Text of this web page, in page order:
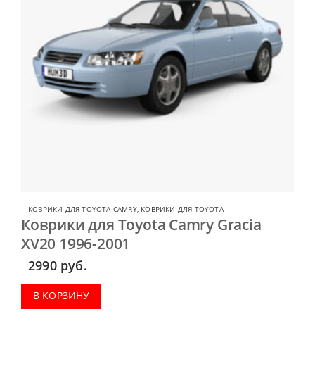
КОВРИКИ ДЛЯ TOYOTA CAMRY, КОВРИКИ ДЛЯ TOYOTA
Коврики для Toyota Camry Gracia
XV20 1996-2001
2990 руб.
В КОРЗИНУ